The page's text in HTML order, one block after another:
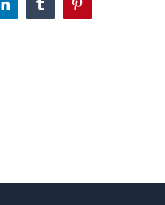
LinkedInTumblrPinterest